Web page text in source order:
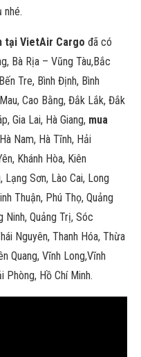
nhé.
tại VietAir Cargo đã có
Bà Rịa – Vũng Tàu,Bắc
Tre, Bình Định, Bình
Cao Bằng, Đắk Lắk, Đắk
Gia Lai, Hà Giang, mua
Nam, Hà Tĩnh, Hải
Khánh Hòa, Kiên
Lạng Sơn, Lào Cai, Long
Thuận, Phú Thọ, Quảng
Ninh, Quảng Trị, Sóc
Nguyên, Thanh Hóa, Thừa
Quang, Vĩnh Long,Vĩnh
Phòng, Hồ Chí Minh.